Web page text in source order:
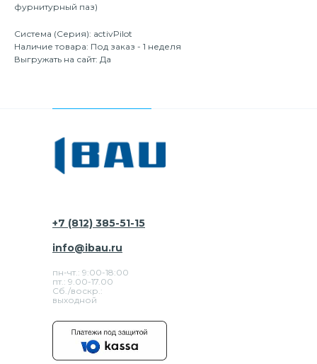
фурнитурный паз)
Система (Серия): activPilot
Наличие товара: Под заказ - 1 неделя
Выгружать на сайт: Да
+7 (812) 385-51-15
пн-чт.: 9:00-18:00
пт.: 9.00-17.00
Сб./воскр.:
выходной
info@ibau.ru